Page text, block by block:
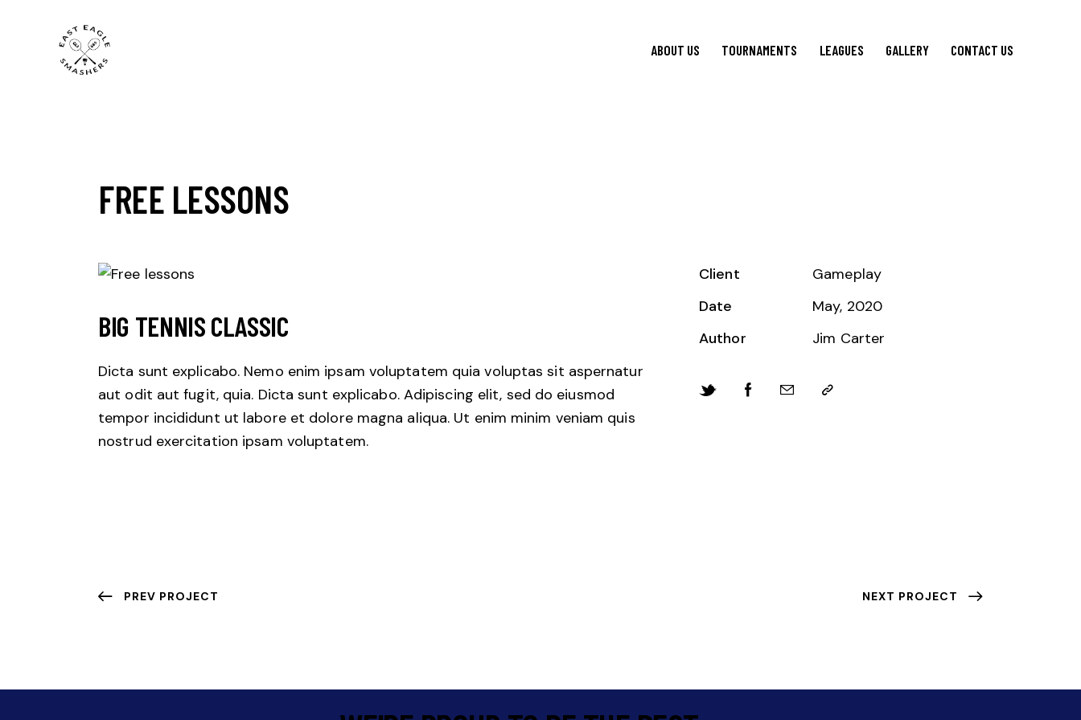
ABOUT US TOURNAMENTS LEAGUES GALLERY CONTACT US
FREE LESSONS
BIG TENNIS CLASSIC
Dicta sunt explicabo. Nemo enim ipsam voluptatem quia voluptas sit aspernatur
aut odit aut fugit, quia. Dicta sunt explicabo. Adipiscing elit, sed do eiusmod
tempor incididunt ut labore et dolore magna aliqua. Ut enim minim veniam quis
nostrud exercitation ipsam voluptatem.
Client
Gameplay
Date
May, 2020
Author
Jim Carter
PREV PROJECT NEXT PROJECT